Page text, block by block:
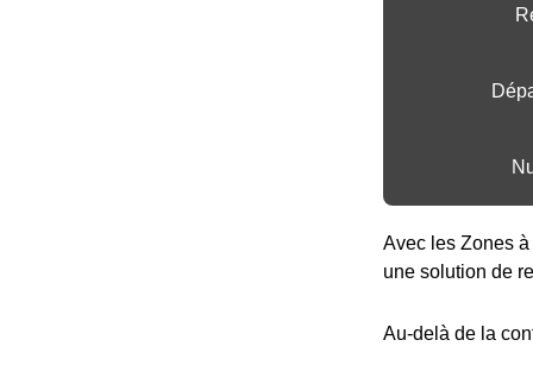
Avec les Zones
une solution de
Au-delà de la